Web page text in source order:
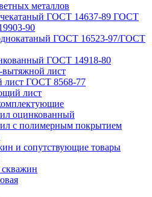
металлов
ГОСТ 14637-89 ГОСТ
90
ГОСТ 16523-97/ГОСТ
ГОСТ 14918-80
лист
лист ГОСТ 8568-77
лист
оцинкованный
с полимерным покрытием
и сопутствующие товары
скважин